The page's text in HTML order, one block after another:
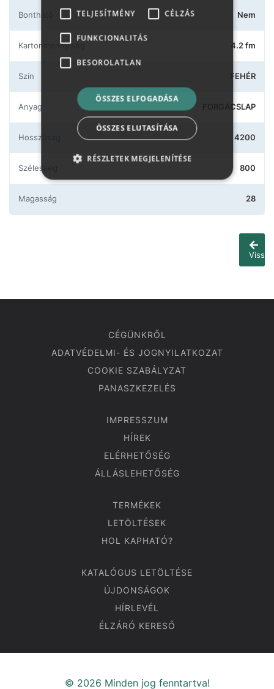
Bontható Nem
Kartonmennyiség 4.2 fm
Szín FEHÉR
Anyag FORGÁCSLAP
Hosszúság 4200
Szélesség 800
Magasság 28
Vissza
CÉGÜNKRŐL
ADATVÉDELMI- ÉS JOGNYILATKOZAT
COOKIE SZABÁLYZAT
PANASZKEZELÉS
IMPRESSZUM
HÍREK
ELÉRHETŐSÉG
ÁLLÁSLEHETŐSÉG
TERMÉKEK
LETÖLTÉSEK
HOL KAPHATÓ?
KATALÓGUS LETÖLTÉSE
ÚJDONSÁGOK
HÍRLEVÉL
ÉLZÁRÓ KERESŐ
© 2026 Minden jog fenntartva!
TELJESÍTMÉNY
CÉLZÁS
FUNKCIONALITÁS
BESOROLATLAN
ÖSSZES ELFOGADÁSA
ÖSSZES ELUTASÍTÁSA
RÉSZLETEK MEGJELENÍTÉSE